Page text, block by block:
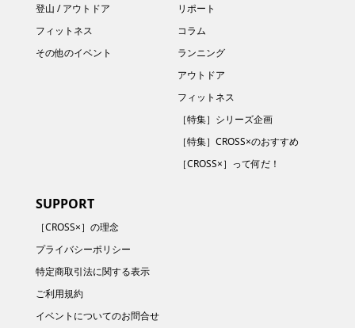
登山 / アウトドア
フィットネス
その他のイベント
リポート
コラム
ランニング
アウトドア
フィットネス
［特集］シリーズ企画
［特集］CROSS×のおすすめ
［CROSS×］って何だ！
SUPPORT
［CROSS×］の理念
プライバシーポリシー
特定商取引法に関する表示
ご利用規約
イベントについてのお問合せ